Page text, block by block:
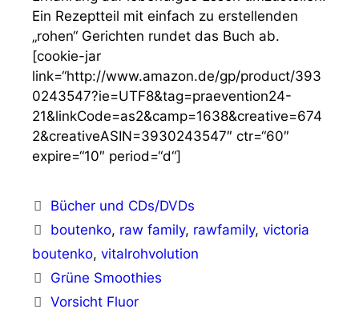
Ein Rezeptteil mit einfach zu erstellenden
„rohen“ Gerichten rundet das Buch ab.
[cookie-jar
link=“http://www.amazon.de/gp/product/393
0243547?ie=UTF8&tag=praevention24-
21&linkCode=as2&camp=1638&creative=674
2&creativeASIN=3930243547″ ctr=“60″
expire=“10″ period=“d“]
Kategorien
Bücher und CDs/DVDs
Schlagwörter
boutenko, raw family, rawfamily,victoria
boutenko, vitalrohvolution
Grüne Smoothies
Vorsicht Fluor